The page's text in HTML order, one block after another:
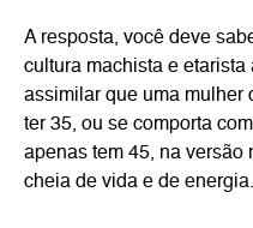
A resposta, você deve
cultura machista e
assimilar que uma mulher
ter 35, ou se comporta
apenas tem 45, na versão
cheia de vida e de energia.